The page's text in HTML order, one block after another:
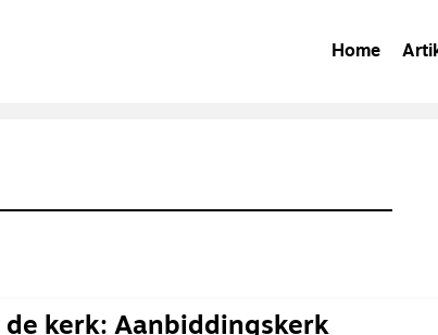
Home
kerk: Aanbiddingskerk